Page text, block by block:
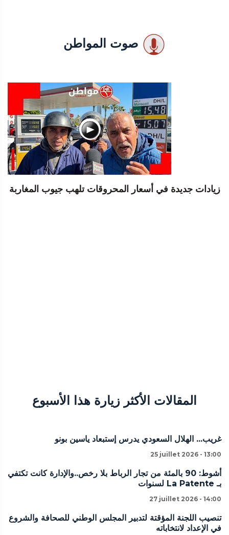
صوت المواطن
زيادات جديدة في أسعار المحروقات تلهب جيوب المغاربة
المقالات الأكثر زيارة هذا الأسبوع
غريب... الهلال السعودي يدرس إستبعاد ياسين بونو
25 juillet 2026 - 13:00
أشوط: 90 بالمئة من تجار الرباط بلا رخص..والإدارة كانت تكتفي
بـ La Patente لسنوات
27 juillet 2026 - 14:00
تنصيب اللجنة المؤقتة لتدبير المجلس الوطني للصحافة والشروع
في الإعداد لانتخاباته